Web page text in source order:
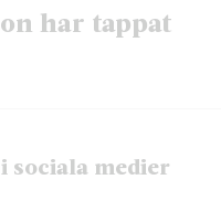
har tappat
sociala medier